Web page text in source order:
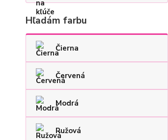
Hľadám farbu
Čierna
Červená
Modrá
Ružová